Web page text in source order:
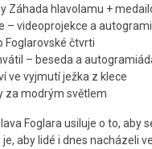
Záhada hlavolamu +
– videoprojekce a
Foglarovské čtvrti
– beseda a
ve vyjmutí ježka z klece
za modrým světlem
Foglara usiluje o to, aby
aby lidé i dnes nacházeli